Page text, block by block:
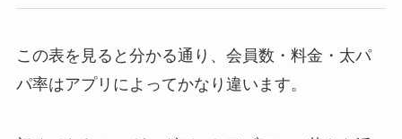
この表を見ると分かる通り、会員数・料金・太パ
パ率はアプリによってかなり違います。